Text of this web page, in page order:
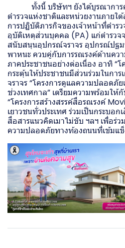
ทั้งนี้ บริษัทฯ ยังได้บูรณาการค
ตำรวจแห่งชาติและหน่วยงานภายใ
การปฏิบัติภารกิจของเจ้าหน้าที่ตำร
อุบัติเหตุส่วนบุคคล (PA) แก่ตำรวจจ
สนับสนุนอุปกรณ์จราจร อุปกรณ์ปฐ
พาหนะ ควบคู่กับการรณรงค์ด้านค
ภาคประชาชนอย่างต่อเนื่อง อาทิ “โ
กระตุ้นให้ประชาชนมีส่วนร่วมในการ
จราจร “โครงการดูแลความปลอดภั
ช่วงเทศกาล” เตรียมความพร้อมให้
“โครงการสร้างสรรค์สื่อรณรงค์
เยาวชนทั่วประเทศ ร่วมเป็นกระบอ
สื่อสารแนวคิดเมาไม่ขับ ฯลฯ เพื่อร่
ความปลอดภัยทางท้องถนนที่เข้มแ